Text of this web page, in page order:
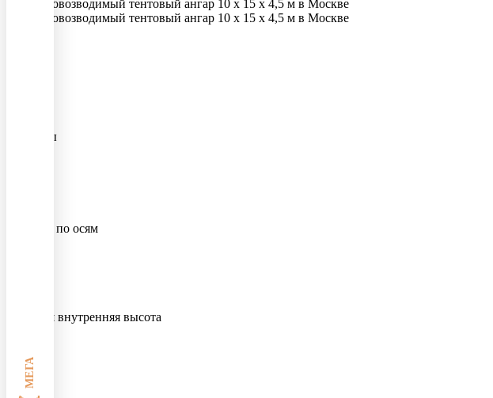
МЕГА
габариты
площадь по осям
полезная внутренняя высота
45 дней